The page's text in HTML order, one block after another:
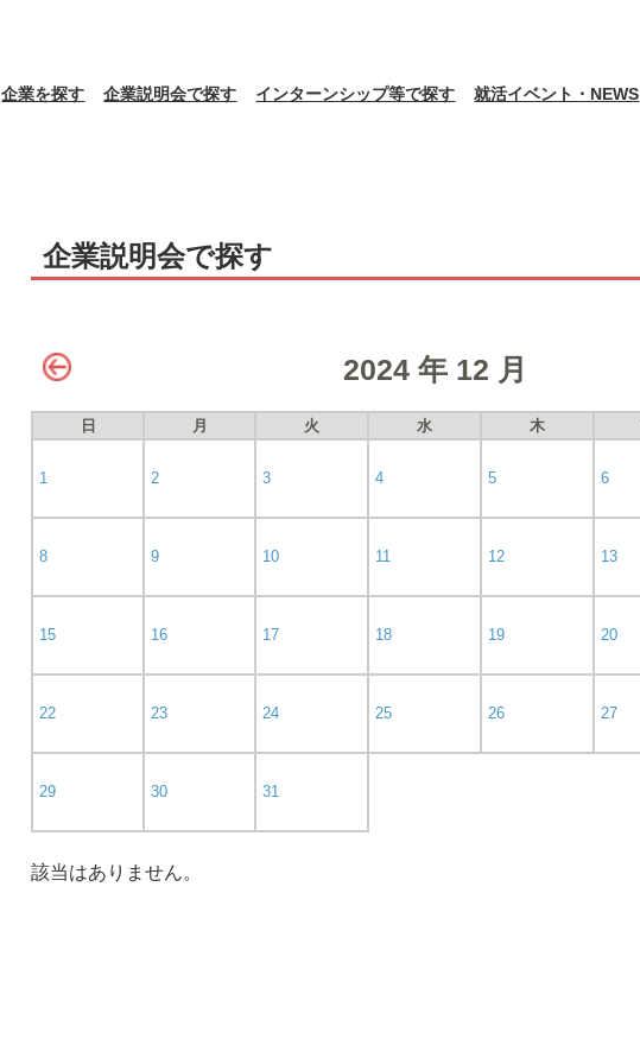
企業を探す 企業説明会で探す インターンシップ等で探す 就活イベント・NEWS
企業説明会で探す
2024 年 12 月
日 月 火 水 木
1 2 3 4 5 6
8 9 10 11 12 13
15 16 17 18 19 20
22 23 24 25 26 27
29 30 31
該当はありません。